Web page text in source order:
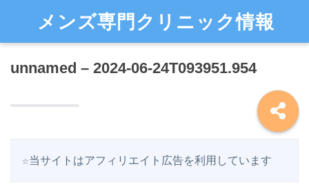
メンズ専門クリニック情報
unnamed – 2024-06-24T093951.954
☆当サイトはアフィリエイト広告を利用しています